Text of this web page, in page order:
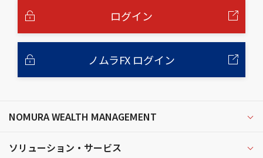
ログイン
ノムラFX ログイン
NOMURA WEALTH MANAGEMENT
ソリューション・サービス